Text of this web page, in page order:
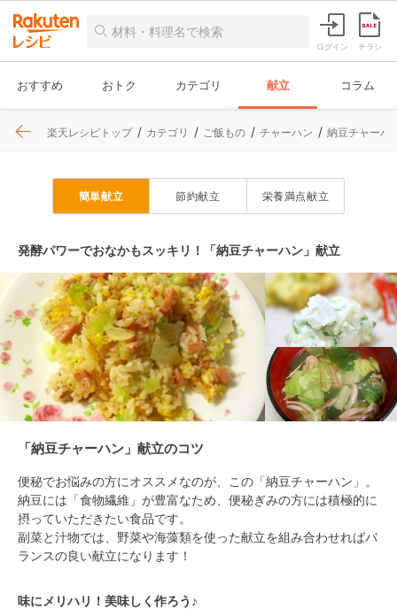
ログイン チラシ
おすすめ おトク カテゴリ 献立 コラム
楽天レシピトップ カテゴリ ご飯もの チャーハン 納豆チャーハ
簡単献立 節約献立 栄養満点献立
発酵パワーでおなかもスッキリ！「納豆チャーハン」献立
「納豆チャーハン」献立のコツ
便秘でお悩みの方にオススメなのが、この「納豆チャーハン」。
納豆には「食物繊維」が豊富なため、便秘ぎみの方には積極的に
摂っていただきたい食品です。
副菜と汁物では、野菜や海藻類を使った献立を組み合わせればバ
ランスの良い献立になります！
味にメリハリ！美味しく作ろう♪